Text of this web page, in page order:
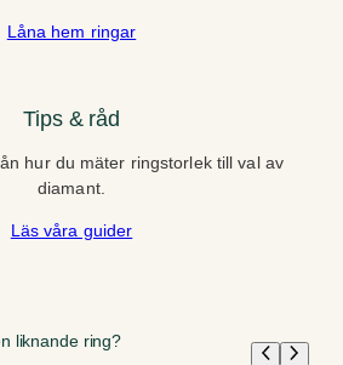
Låna hem ringar
Tips & råd
hur du mäter ringstorlek till val av
diamant.
Läs våra guider
liknande ring?